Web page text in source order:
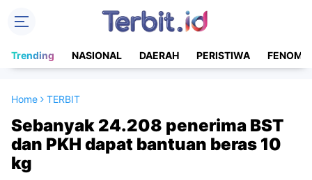
Trending NASIONAL DAERAH PERISTIWA
Home TERBIT
Sebanyak 24.208 penerima BST
dan PKH dapat bantuan beras 10
kg